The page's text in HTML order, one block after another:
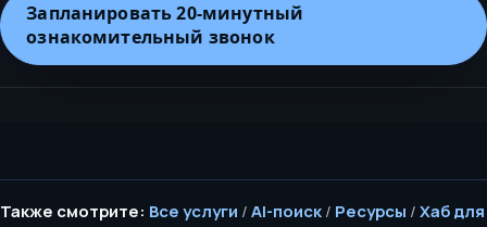
Запланировать 20‑минутный
ознакомительный звонок
Также смотрите: Все услуги / AI-поиск / Ресурсы / Хаб для